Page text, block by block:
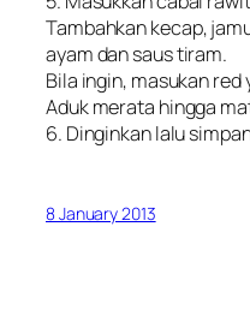
Tambahkan kecap,
ayam dan saus tiram.
Bila ingin, masukan
Aduk merata hingga
6. Dinginkan lalu
8 January 2013